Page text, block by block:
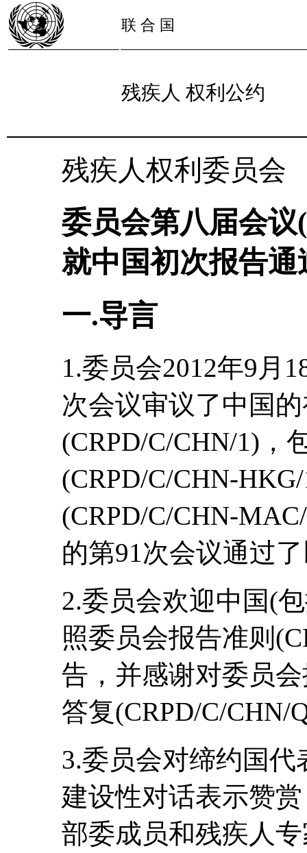
联 合 国
残疾人 权利公约
残疾人权利委员会
委员会第八届会议
就中国初次报告
一.导言
1.委员会2012年9月
次会议审议了中国
(CRPD/C/CHN/1)，
(CRPD/C/CHN-
(CRPD/C/CHN-
的第91次会议通过
2.委员会欢迎中国(
照委员会报告准则
告，并感谢对委员
答复(CRPD/C/CHN/
3.委员会对缔约国
建设性对话表示赞
部委成员和残疾人